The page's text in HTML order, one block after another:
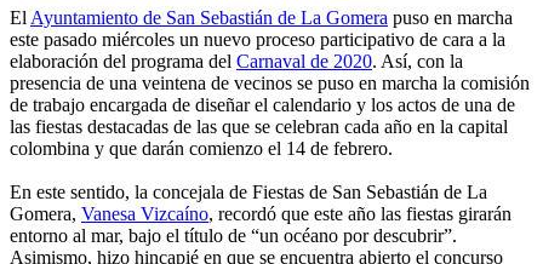
El Ayuntamiento de San Sebastián de La Gomera puso en marcha
este pasado miércoles un nuevo proceso participativo de cara a la
elaboración del programa del Carnaval de 2020. Así, con la
presencia de una veintena de vecinos se puso en marcha la comisión
de trabajo encargada de diseñar el calendario y los actos de una de
las fiestas destacadas de las que se celebran cada año en la capital
colombina y que darán comienzo el 14 de febrero.
En este sentido, la concejala de Fiestas de San Sebastián de La
Gomera, Vanesa Vizcaíno, recordó que este año las fiestas girarán
entorno al mar, bajo el título de “un océano por descubrir”.
Asimismo, hizo hincapié en que se encuentra abierto el concurso